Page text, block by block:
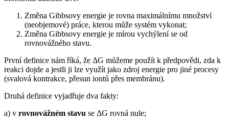
Změna Gibbsovy energie je rovna maximálnímu množství
(neobjemové) práce, kterou může systém vykonat;
Změna Gibbsovy energie je mírou vychýlení se od
rovnovážného stavu.
První definice nám říká, že ΔG můžeme použít k předpovědi, zda k
reakci dojde a jestli ji lze využít jako zdroj energie pro jiné procesy
(svalová kontrakce, přesun iontů přes membránu).
Druhá definice vyjadřuje dva fakty:
a) v rovnovážném stavu se ΔG rovná nule;